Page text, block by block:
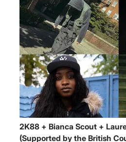
2K88 + Bianca Scout +
(Supported by the British